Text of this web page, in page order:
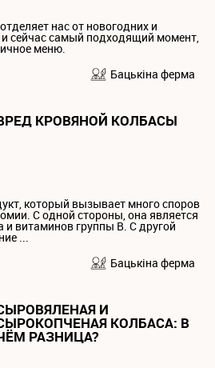
нас от новогодних и
и сейчас самый подходящий момент,
меню.
Бацькiна ферма
КРОВЯНОЙ КОЛБАСЫ
который вызывает много споров
С одной стороны, она является
и витаминов группы B. С другой
...
Бацькiна ферма
И
КОЛБАСА: В
РАЗНИЦА?